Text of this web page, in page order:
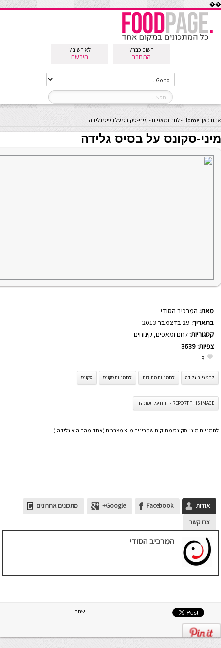
��
רשום כבר?
התחבר
לא רשום?
הירשם
אתם כאן: Home
-לחם ומאפים - מיני-סקונס על בסיס גלידה
מיני-סקונס על בסיס גלידה
מאת: המרכיב הסודי
בתאריך:
קטגוריות: לחם ומאפים, קינוחים
צפיות: 3639
3
לחמניות גלידה לחמניות מתוקות לחמניות סקונס סקונס
REPORT THIS IMAGE - דווח על תמונה זו
לחמניות מיני-סקונס מתוקות שמכינים מ-3 מצרכים (אחד מהם הוא גלידה!)
אודות Facebook
Google+
מתכונים אחרונים
צרו קשר
המרכיב הסודי
שתף